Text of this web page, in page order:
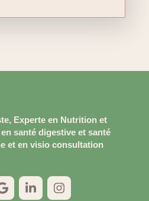
Experte en Nutrition et
santé digestive et santé
et en visio consultation